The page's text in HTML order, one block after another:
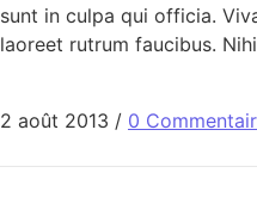
sunt in culpa qui officia.
laoreet rutrum faucibus.
2 août 2013 / 0